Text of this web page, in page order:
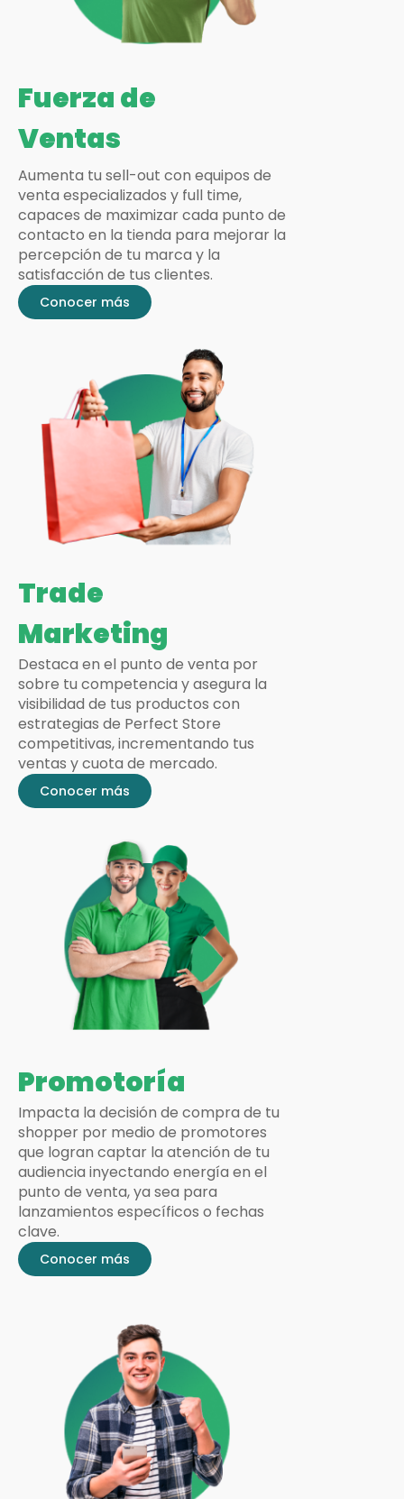
Promotoría
Impacta la decisión de compra de tu
shopper por medio de promotores
que logran captar la atención de tu
audiencia inyectando energía en el
punto de venta, ya sea para
lanzamientos específicos o fechas
clave.
Conocer más
Trade
Marketing
Destaca en el punto de venta por
sobre tu competencia y asegura la
visibilidad de tus productos con
estrategias de Perfect Store
competitivas, incrementando tus
ventas y cuota de mercado.
Conocer más
Conocer más
Fuerza de
Ventas
Aumenta tu sell-out con equipos de
venta especializados y full time,
capaces de maximizar cada punto de
contacto en la tienda para mejorar la
percepción de tu marca y la
satisfacción de tus clientes.